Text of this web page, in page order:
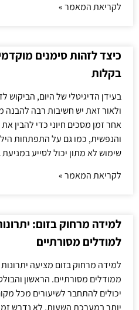
לקריאת המאמר »
כיצד לזהות סימנים
בקלות
בעידן הדיגיטלי של היום, הביקוש
ולאור זאת יש חשיבות רבה
אחר זמן מסכים חיוני כדי להבין
והנפשית, כמו גם על התפתחות
שימוש לא מתון יכול לסייע
לקריאת המאמר »
למידה מרחוק בזום:
למודלים מסורתיים
למידה מרחוק בזום מציעה
ממודלים מסורתיים. הראשון
יכולים להתחבר לשיעורים מכל